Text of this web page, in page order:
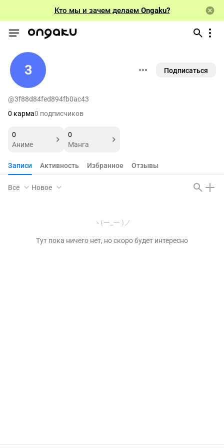
Кто мы и зачем делаем Ongaku?
3 Подписаться
@3f88d84fed894fb0ac43
0 карма0 подписчиков
0
Аниме
0
Манга
Записи Активность Избранное Отзывы
Все Новое
ヽ(ー_ー )ノ
Тут пока ничего нет, но скоро будет интересно